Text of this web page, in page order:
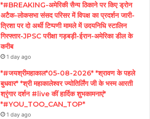
*#BREAKING-अमेरिकी सैन्य ठिकाने पर किए ड्रोन
अटैक-लोकसभा संसद परिसर में विपक्ष का प्रदर्शन जारी-
त्रिशा पर दो अर्थी टिप्पणी मामले में उदयनिधि स्टालिन
गिरफ्तार-JPSC परीक्षा गड़बड़ी-ईरान-अमेरिका डील के
करीब
1 day ago
*#जयश्रीमहाकाल*05-08-2026* *श्रावण के पहले
बुधवार* *श्री महाकालेश्वर ज्योतिर्लिंग जी के भस्म आरती
श्रृंगार दर्शन #live कीं हार्दिक शुभकामनाएं*
*#YOU_TOO_CAN_TOP*
1 day ago